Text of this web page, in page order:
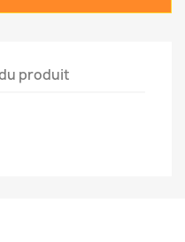
produit